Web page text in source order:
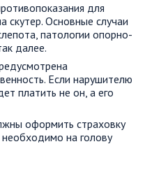
для
скутер. Основные случаи
патологии опорно-
далее.
Если нарушителю
платить не он, а его
оформить страховку
на голову